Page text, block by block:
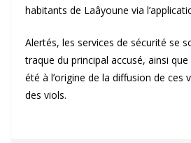
habitants de Laâyoune via
Alertés, les services de sécurité se
traque du principal accusé, ainsi
été à l’origine de la diffusion de ces
des viols.